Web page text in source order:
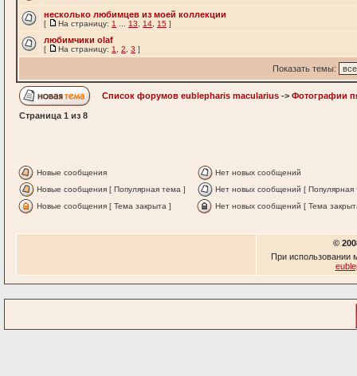
несколько любимцев из моей коллекции
[ На страницу: 1 13 14 15 ]
любимчики olaf
[ На страницу: 1 2 3 ]
Показать темы:
Список форумов eublepharis macularius -> Фотографии
Страница 1 из 8
Новые сообщения
Нет новых сообщений
Новые сообщения [ Популярная тема ]
Нет новых сообщений [ Популярная
Новые сообщения [ Тема закрыта ]
Нет новых сообщений [ Тема
©
При использовании